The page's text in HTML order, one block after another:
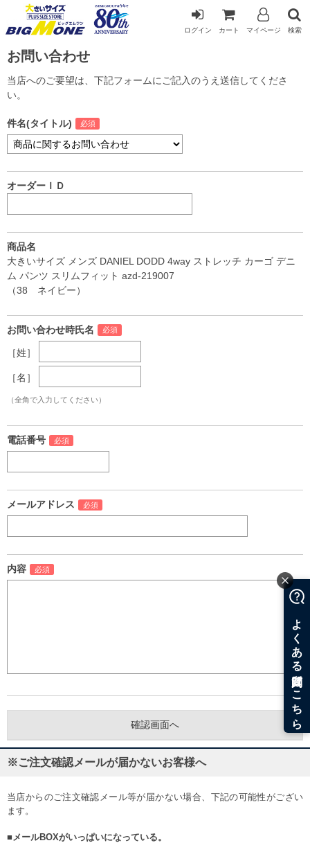
ログイン カート マイページ 検索
お問い合わせ
当店へのご要望は、下記フォームにご記入のうえ送信してくださ
い。
件名(タイトル)
オーダーＩＤ
商品名
大きいサイズ メンズ DANIEL DODD 4way ストレッチ カーゴ デニ
ム パンツ スリムフィット azd-219007
（38 ネイビー）
お問い合わせ時氏名
［姓］
［名］
（全角で入力してください）
電話番号
メールアドレス
内容
※ご注文確認メールが届かないお客様へ
当店からのご注文確認メール等が届かない場合、下記の可能性がござい
ます。
■メールBOXがいっぱいになっている。